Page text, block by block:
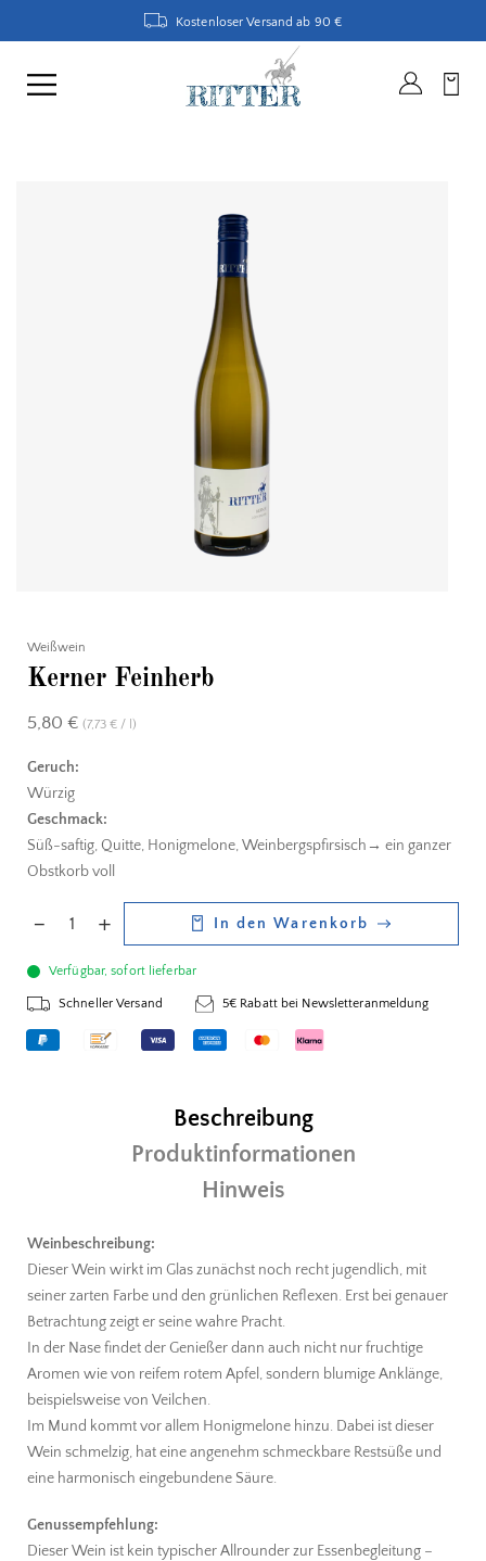
Kostenloser Versand ab 90 €
Weißwein
Kerner Feinherb
5,80 € (7,73 € / )
Geruch:
Würzig
Geschmack:
Süß-saftig, Quitte, Honigmelone, Weinbergspfirsisch→ ein ganzer
Obstkorb voll
In den Warenkorb
Verfügbar, sofort lieferbar
Schneller Versand 5€ Rabatt bei Newsletteranmeldung
Beschreibung
Produktinformationen
Hinweis
Weinbeschreibung:
Dieser Wein wirkt im Glas zunächst noch recht jugendlich, mit
seiner zarten Farbe und den grünlichen Reflexen. Erst bei genauer
Betrachtung zeigt er seine wahre Pracht.
In der Nase findet der Genießer dann auch nicht nur fruchtige
Aromen wie von reifem rotem Apfel, sondern blumige Anklänge,
beispielsweise von Veilchen.
Im Mund kommt vor allem Honigmelone hinzu. Dabei ist dieser
Wein schmelzig, hat eine angenehm schmeckbare Restsüße und
eine harmonisch eingebundene Säure.
Genussempfehlung:
Dieser Wein ist kein typischer Allrounder zur Essenbegleitung –